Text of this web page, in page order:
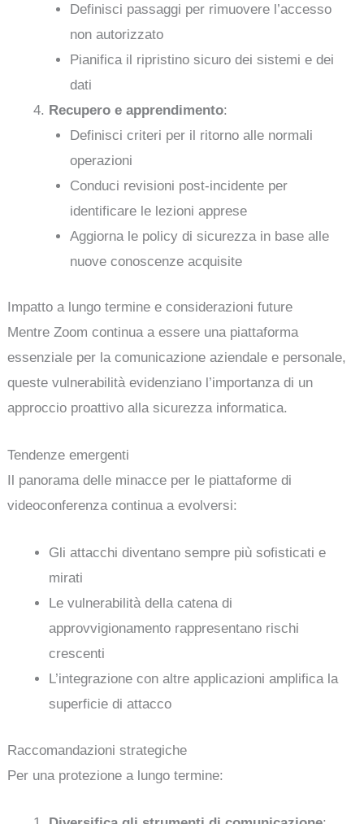
Definisci passaggi per rimuovere l’accesso
non autorizzato
Pianifica il ripristino sicuro dei sistemi e dei
dati
Recupero e apprendimento:
Definisci criteri per il ritorno alle normali
operazioni
Conduci revisioni post-incidente per
identificare le lezioni apprese
Aggiorna le policy di sicurezza in base alle
nuove conoscenze acquisite
Impatto a lungo termine e considerazioni future
Mentre Zoom continua a essere una piattaforma
essenziale per la comunicazione aziendale e personale,
queste vulnerabilità evidenziano l’importanza di un
approccio proattivo alla sicurezza informatica.
Tendenze emergenti
Il panorama delle minacce per le piattaforme di
videoconferenza continua a evolversi:
Gli attacchi diventano sempre più sofisticati e
mirati
Le vulnerabilità della catena di
approvvigionamento rappresentano rischi
crescenti
L’integrazione con altre applicazioni amplifica la
superficie di attacco
Raccomandazioni strategiche
Per una protezione a lungo termine: